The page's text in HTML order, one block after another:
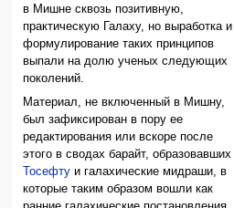
в Мишне сквозь позитивную,
практическую Галаху, но выработка и
формулирование таких принципов
выпали на долю ученых следующих
поколений.
Материал, не включенный в Мишну,
был зафиксирован в пору ее
редактирования или вскоре после
этого в сводах барайт, образовавших
Тосефту и галахические мидраши, в
которые таким образом вошли как